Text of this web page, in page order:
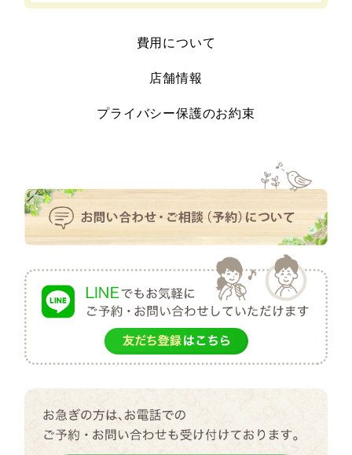
費用について
店舗情報
プライバシー保護のお約束